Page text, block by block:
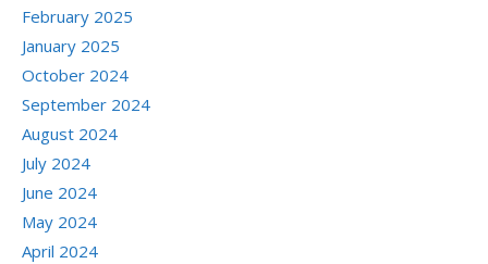
February 2025
January 2025
October 2024
September 2024
August 2024
July 2024
June 2024
May 2024
April 2024